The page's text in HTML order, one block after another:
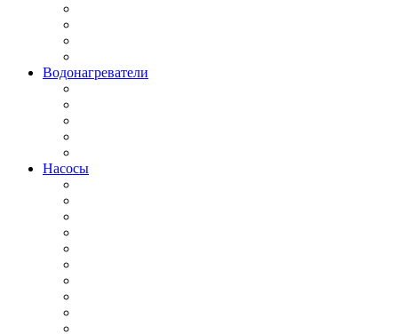
Водонагреватели
Насосы